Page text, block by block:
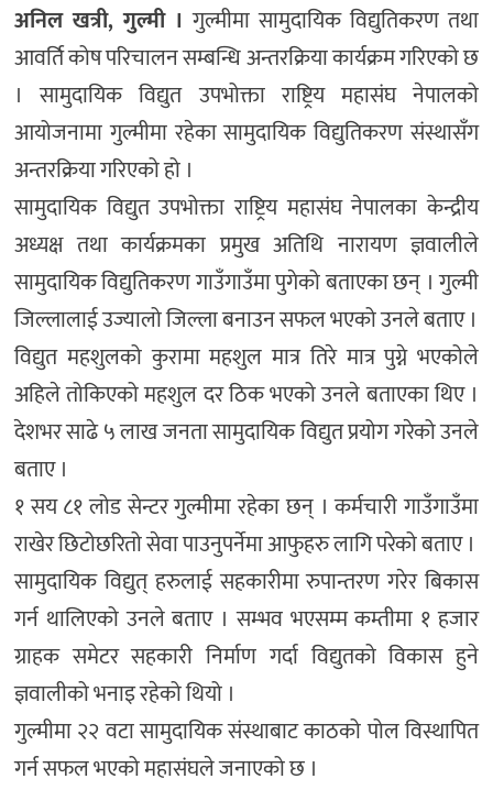
अनिल खत्री, गुल्मी । गुल्मीमा सामुदायिक विद्युतिकरण तथा
आवर्ति कोष परिचालन सम्बन्धि अन्तरक्रिया कार्यक्रम गरिएको छ
। सामुदायिक विद्युत उपभोक्ता राष्ट्रिय महासंघ नेपालको
आयोजनामा गुल्मीमा रहेका सामुदायिक विद्युतिकरण संस्थासँग
अन्तरक्रिया गरिएको हो ।
सामुदायिक विद्युत उपभोक्ता राष्ट्रिय महासंघ नेपालका केन्द्रीय
अध्यक्ष तथा कार्यक्रमका प्रमुख अतिथि नारायण ज्ञवालीले
सामुदायिक विद्युतिकरण गाउँगाउँमा पुगेको बताएका छन् । गुल्मी
जिल्लालाई उज्यालो जिल्ला बनाउन सफल भएको उनले बताए ।
विद्युत महशुलको कुरामा महशुल मात्र तिरे मात्र पुग्ने भएकोले
अहिले तोकिएको महशुल दर ठिक भएको उनले बताएका थिए ।
देशभर साढे ५ लाख जनता सामुदायिक विद्युत प्रयोग गरेको उनले
बताए ।
१ सय ८१ लोड सेन्टर गुल्मीमा रहेका छन् । कर्मचारी गाउँगाउँमा
राखेर छिटोछरितो सेवा पाउनुपर्नेमा आफुहरु लागि परेको बताए ।
सामुदायिक विद्युत् हरुलाई सहकारीमा रुपान्तरण गरेर बिकास
गर्न थालिएको उनले बताए । सम्भव भएसम्म कम्तीमा १ हजार
ग्राहक समेटर सहकारी निर्माण गर्दा विद्युतको विकास हुने
ज्ञवालीको भनाइ रहेको थियो ।
गुल्मीमा २२ वटा सामुदायिक संस्थाबाट काठको पोल विस्थापित
गर्न सफल भएको महासंघले जनाएको छ ।